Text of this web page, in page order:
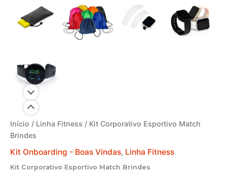
Início / Linha Fitness / Kit Corporativo Esportivo Match
Brindes
Kit Onboarding - Boas Vindas, Linha Fitness
Kit Corporativo Esportivo Match Brindes